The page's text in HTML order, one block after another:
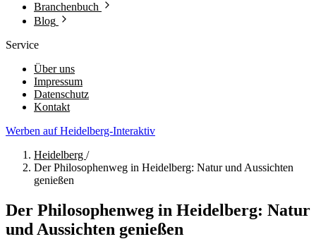
Branchenbuch
Blog
Service
Über uns
Impressum
Datenschutz
Kontakt
Werben auf Heidelberg-Interaktiv
Heidelberg /
Der Philosophenweg in Heidelberg: Natur und Aussichten
genießen
Der Philosophenweg in Heidelberg: Natur
und Aussichten genießen